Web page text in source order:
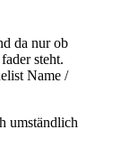
da nur ob
steht.
Name /
umständlich